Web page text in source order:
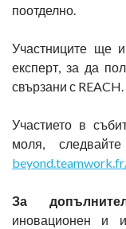
поотделно.
Участниците ще
експерт, за да
свързани с REACH.
Участието в
моля,
За
иновационен и